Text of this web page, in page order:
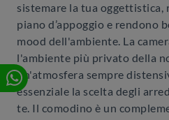
sistemare la tua
piano d’appoggio e rendono
mood dell'ambiente. La
l'ambiente più privato della
un'atmosfera sempre
essenziale la scelta degli
te. Il comodino è un